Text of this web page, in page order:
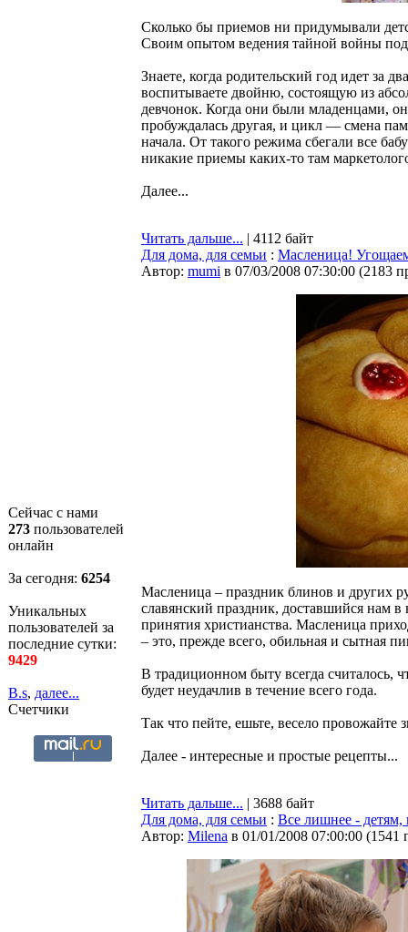
Сейчас с нами
273 пользователей
онлайн
За сегодня: 6254
Уникальных
пользователей за
последние сутки:
9429
B.s, далее...
Счетчики
Сколько бы приемов ни придумывали
Своим опытом ведения тайной войны
Знаете, когда родительский год идет за
воспитываете двойню, состоящую из
девчонок. Когда они были младенцами,
пробуждалась другая, и цикл — смена
начала. От такого режима сбегали все
никакие приемы каких-то там
Далее...
Читать дальше... | 4112 байт
Для дома, для семьи : Масленица!
Автор: mumi в 07/03/2008 07:30:00 (2183
Масленица – праздник блинов и других
славянский праздник, доставшийся нам в
принятия христианства. Масленица
– это, прежде всего, обильная и сытная
В традиционном быту всегда считалось,
будет неудачлив в течение всего года.
Так что пейте, ешьте, весело провожайте
Далее - интересные и простые рецепты...
Читать дальше... | 3688 байт
Для дома, для семьи : Все лишнее - детям,
Автор: Milena в 01/01/2008 07:00:00 (1541